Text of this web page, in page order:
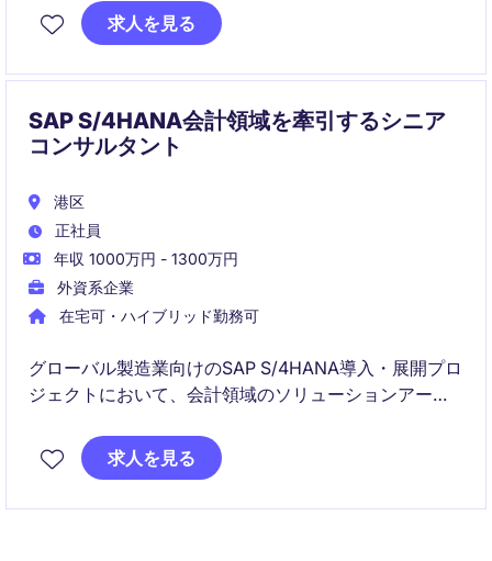
での経験を活かし、戦略的意思決定を支援するための
洞察を提供するポジションです。
求人を見る
SAP S/4HANA会計領域を牽引するシニア
コンサルタント
港区
正社員
年収 1000万円 - 1300万円
外資系企業
在宅可・ハイブリッド勤務可
グローバル製造業向けのSAP S/4HANA導入・展開プロ
ジェクトにおいて、会計領域のソリューションアーキ
ーカライゼーション設計、ガバナンス推進を通じて、
事業変革に貢献いただくポジションです。
求人を見る